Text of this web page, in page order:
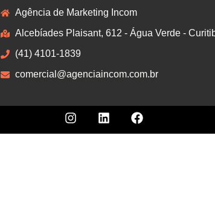
Agência de Marketing Incom
Alcebíades Plaisant, 612 - Água Verde -
(41) 4101-1839
comercial@agenciaincom.com.br